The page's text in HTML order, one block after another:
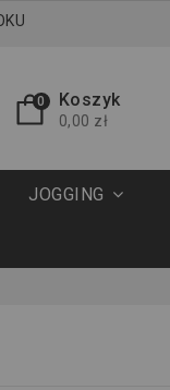
0 Koszyk
0,00 zł
JOGGING